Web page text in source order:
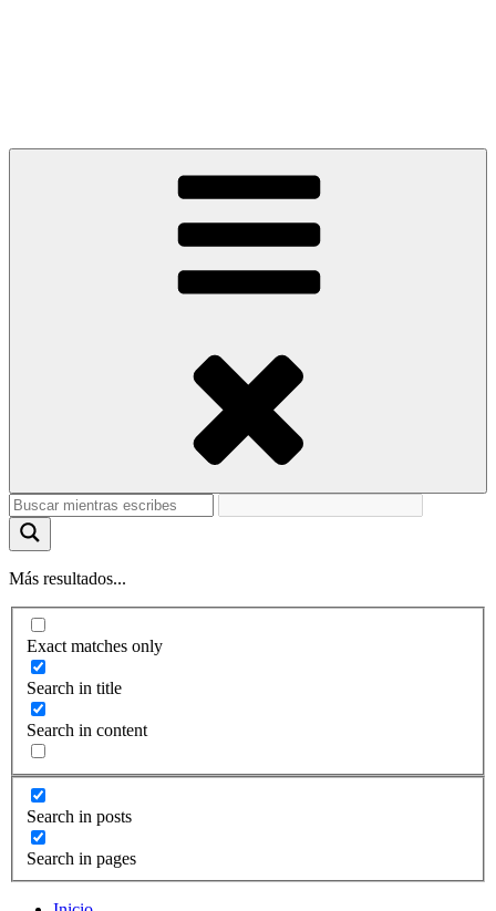
Más resultados...
Exact matches only
Search in title
Search in content
Search in posts
Search in pages